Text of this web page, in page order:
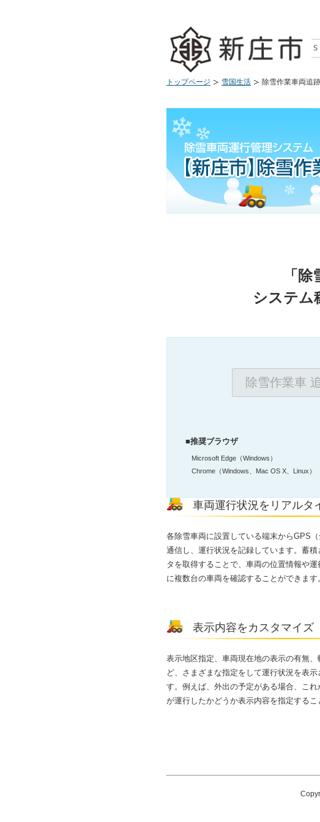
トップページ 雪国生活 除雪作業車両追
「
システム
除雪作業車
■推奨ブラウザ
Microsoft Edge（Windows）
Chrome（Windows、Mac OS X、Linux）
車両運行状況をリアルタ
各除雪車両に設置している端末からGPS（
通信し、運行状況を記録しています。蓄
タを取得することで、車両の位置情報や
に複数台の車両を確認することができます
表示内容をカスタマイズ
表示地区指定、車両現在地の表示の有無
ど、さまざまな指定をして運行状況を表
す。例えば、外出の予定がある場合、こ
が運行したかどうか表示内容を指定するこ